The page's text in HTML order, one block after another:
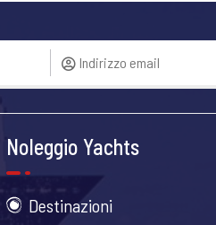
Noleggio Yachts
Destinazioni